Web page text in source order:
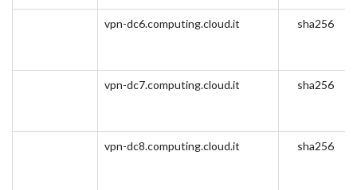
vpn-dc6.computing.cloud.it sha256
vpn-dc7.computing.cloud.it sha256
vpn-dc8.computing.cloud.it sha256